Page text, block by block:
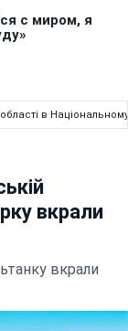
в
вкрали
вкрали